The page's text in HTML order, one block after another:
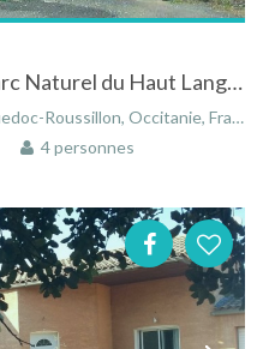
Gite de la vigne Magique Parc Naturel du Haut Languedoc
Roussillon, Occitanie, France
4 personnes